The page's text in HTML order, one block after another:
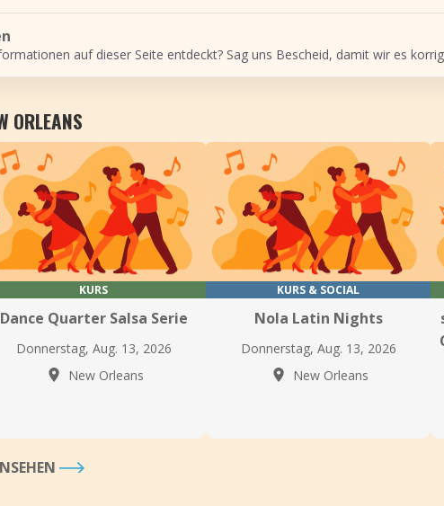
auf dieser Seite entdeckt? Sag uns Bescheid, damit wir es
ORLEANS
KURS
Dance Quarter Salsa Serie
Donnerstag, Aug. 13, 2026
New Orleans
KURS & SOCIAL
Nola Latin Nights
Donnerstag, Aug. 13, 2026
New Orleans